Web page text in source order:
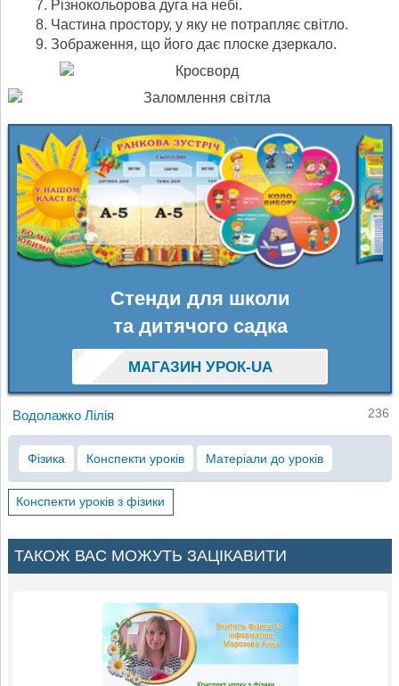
Різнокольорова дуга на небі.
Частина простору, у яку не потрапляє світло.
Зображення, що його дає плоске дзеркало.
Стенди для школи
та дитячого садка
МАГАЗИН УРОК-UA
Водолажко Лілія 236
Фізика Конспекти уроків Матеріали до уроків
Конспекти уроків з фізики
ТАКОЖ ВАС МОЖУТЬ ЗАЦІКАВИТИ